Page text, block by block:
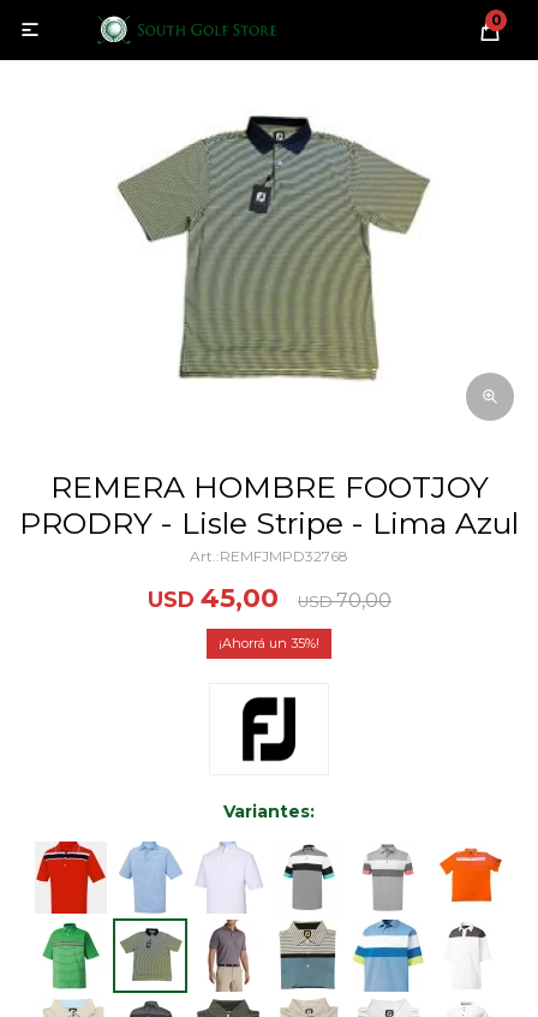
0

REMERA HOMBRE FOOTJOY
PRODRY - Lisle Stripe - Lima Azul
REMFJMPD32768
USD 45,00 USD 70,00
35
Variantes: